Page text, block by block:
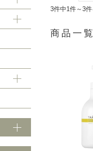
マ
ヘ
ハ
3件中1件～3
商品一覧